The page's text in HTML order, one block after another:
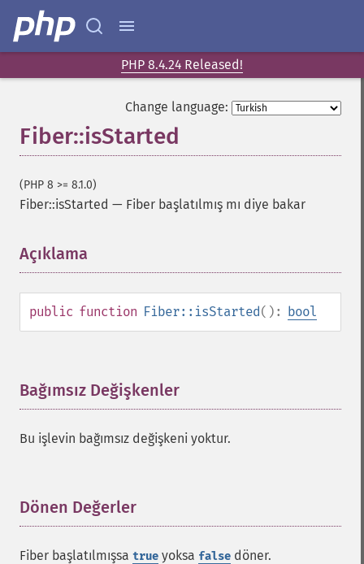
PHP 8.4.24 Released!
Change language:
Fiber::isStarted
(PHP 8 >= 8.1.0)
Fiber::isStarted — Fiber başlatılmış mı diye bakar
Açıklama
public function Fiber::isStarted(): bool
Bağımsız Değişkenler
Bu işlevin bağımsız değişkeni yoktur.
Dönen Değerler
Fiber başlatılmışsa true yoksa false döner.